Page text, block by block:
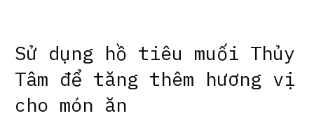
Sử dụng hồ tiêu muối Thủy
Tâm để tăng thêm hương vị
cho món ăn